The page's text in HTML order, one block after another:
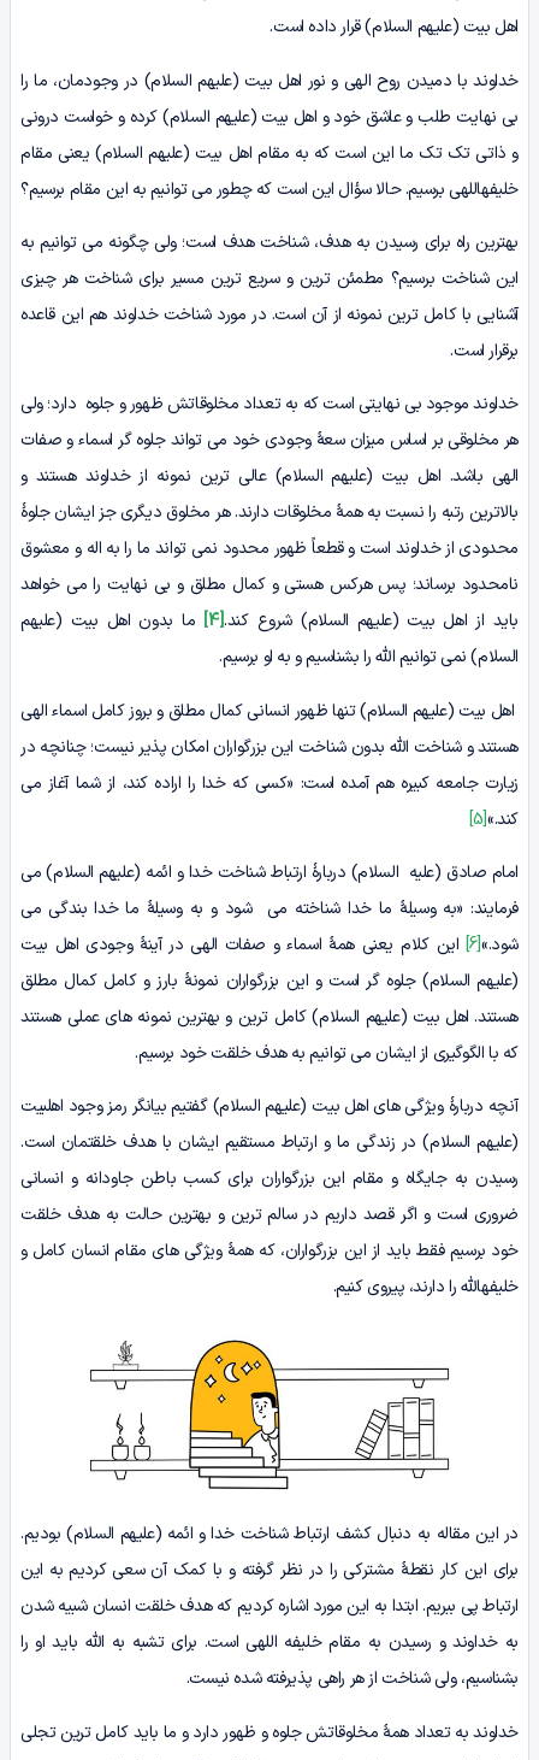
اهل بیت (علیهم السلام) قرار داده است.
خداوند با دمیدن روح الهی و نور اهل بیت (علیهم السلام) در وجودمان، ما را
بی نهایت طلب و عاشق خود و اهل بیت (علیهم السلام) کرده و خواست درونی
و ذاتی تک تک ما این است که به مقام اهل بیت (علیهم السلام) یعنی مقام
خلیفهاللهی برسیم. حالا سؤال این است که چطور می توانیم به این مقام برسیم؟
بهترین راه برای رسیدن به هدف، شناخت هدف است؛ ولی چگونه می توانیم به
این شناخت برسیم؟ مطمئن ترین و سریع ترین مسیر برای شناخت هر چیزی
آشنایی با کامل ترین نمونه از آن است. در مورد شناخت خداوند هم این قاعده
برقرار است.
خداوند موجود بی نهایتی است که به تعداد مخلوقاتش ظهور و جلوه دارد؛ ولی
هر مخلوقی بر اساس میزان سعۀ وجودی خود می تواند جلوه گر اسماء و صفات
الهی باشد. اهل بیت (علیهم السلام) عالی ترین نمونه از خداوند هستند و
بالاترین رتبه را نسبت به همۀ مخلوقات دارند. هر مخلوق دیگری جز ایشان جلوۀ
محدودی از خداوند است و قطعاً ظهور محدود نمی تواند ما را به اله و معشوق
نامحدود برساند؛ پس هرکس هستی و کمال مطلق و بی نهایت را می خواهد
باید از اهل بیت (علیهم السلام) شروع کند.[4]
ما بدون اهل بیت (علیهم
السلام) نمی توانیم الله را بشناسیم و به او برسیم.
اهل بیت (علیهم السلام) تنها ظهور انسانی کمال مطلق و بروز کامل اسماء الهی
هستند و شناخت الله بدون شناخت این بزرگواران امکان پذیر نیست؛ چنانچه در
زیارت جامعه کبیره هم آمده است: «کسی که خدا را اراده کند، از شما آغاز می
کند.»[5]
امام صادق (علیه السلام) دربارۀ ارتباط شناخت خدا و ائمه (علیهم السلام) می
فرمایند: «به وسیلۀ ما خدا شناخته می شود و به وسیلۀ ما خدا بندگی می
شود.»[6]
این کلام یعنی همۀ اسماء و صفات الهی در آینۀ وجودی اهل بیت
(علیهم السلام) جلوه گر است و این بزرگواران نمونۀ بارز و کامل کمال مطلق
هستند. اهل بیت (علیهم السلام) کامل ترین و بهترین نمونه های عملی هستند
که با الگوگیری از ایشان می توانیم به هدف خلقت خود برسیم.
آنچه دربارۀ ویژگی های اهل بیت (علیهم السلام) گفتیم بیانگر رمز وجود اهل­بیت
(علیهم السلام) در زندگی ما و ارتباط مستقیم ایشان با هدف خلقتمان است.
رسیدن به جایگاه و مقام این بزرگواران برای کسب باطن جاودانه و انسانی
ضروری است و اگر قصد داریم در سالم ترین و بهترین حالت به هدف خلقت
خود برسیم فقط باید از این بزرگواران، که همۀ ویژگی های مقام انسان کامل و
خلیفهالله را دارند، پیروی کنیم.
در این مقاله به دنبال کشف ارتباط شناخت خدا و ائمه (علیهم السلام) بودیم.
برای این کار نقطۀ مشترکی را در نظر گرفته و با کمک آن سعی کردیم به این
ارتباط پی ببریم. ابتدا به این مورد اشاره کردیم که هدف خلقت انسان شبیه شدن
به خداوند و رسیدن به مقام خلیفه اللهی است. برای تشبه به الله باید او را
بشناسیم، ولی شناخت از هر راهی پذیرفته شده نیست.
خداوند به تعداد همۀ مخلوقاتش جلوه و ظهور دارد و ما باید کامل ترین تجلی